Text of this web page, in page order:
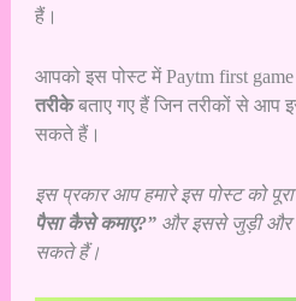
हैं।
आपको इस पोस्ट में Paytm first
तरीकेबताए गए हैं जिन तरीकों से आप
सकते हैं।
इस प्रकार आप हमारे इस पोस्ट को
पैसा कैसे कमाए?”और इससे जुड़ी और
सकते हैं।